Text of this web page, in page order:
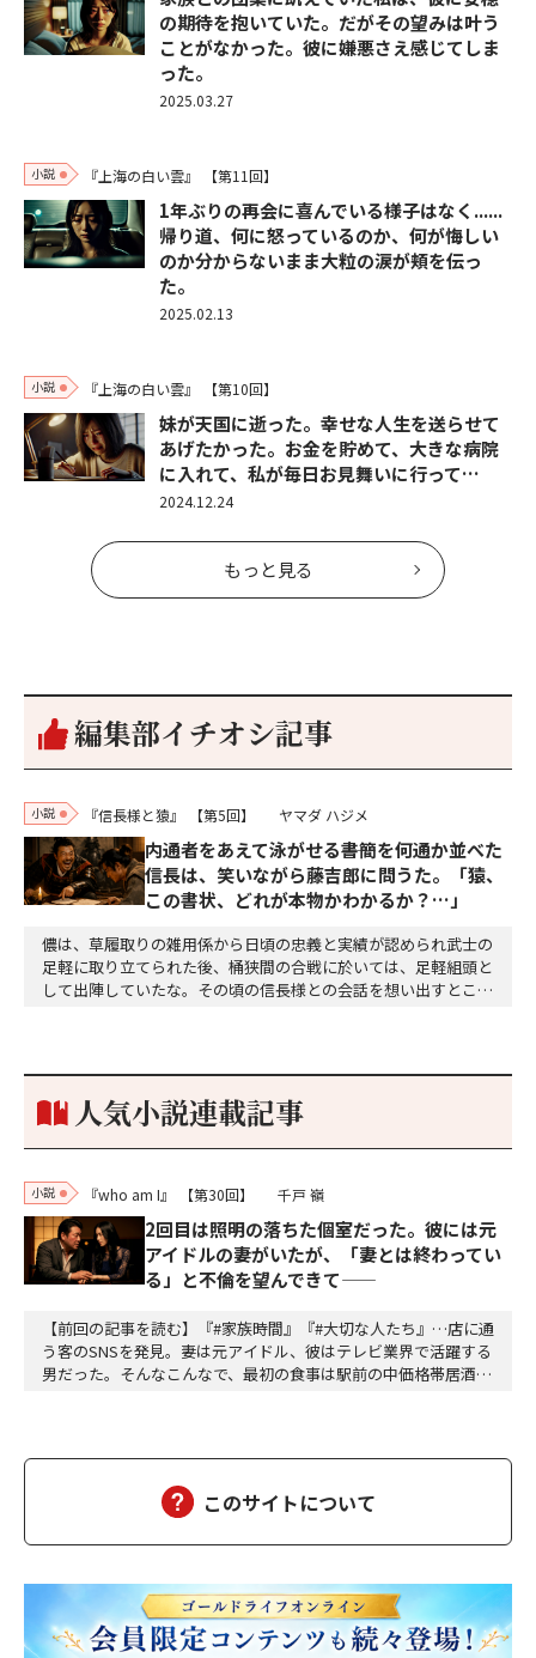
の期待を抱いていた。だがその望みは叶う
ことがなかった。彼に嫌悪さえ感じてしま
った。
2025.03.27
小説 『上海の白い雲』 【第11回】
1年ぶりの再会に喜んでいる様子はなく......
帰り道、何に怒っているのか、何が悔しい
のか分からないまま大粒の涙が頬を伝っ
た。
2025.02.13
小説 『上海の白い雲』 【第10回】
妹が天国に逝った。幸せな人生を送らせて
あげたかった。お金を貯めて、大きな病院
に入れて、私が毎日お見舞いに行って…
2024.12.24
もっと見る
編集部イチオシ記事
小説 『信長様と猿』 【第5回】 ヤマダ ハジメ
内通者をあえて泳がせる――書簡を何通か並べた
信長は、笑いながら藤吉郎に問うた。「猿、
この書状、どれが本物かわかるか？…」
儂は、草履取りの雑用係から日頃の忠義と実績が認められ武士の
足軽に取り立てられた後、桶狭間の合戦に於いては、足軽組頭と
して出陣していたな。その頃の信長様との会話を想い出すとこん
り。どうして勝てたのか、未だにわかりません。…
人気小説連載記事
小説 『who am I』 【第30回】 千戸 嶺
2回目は照明の落ちた個室だった。彼には元
アイドルの妻がいたが、「妻とは終わってい
る」と不倫を望んできて——
【前回の記事を読む】『#家族時間』『#大切な人たち』…店に通
う客のSNSを発見。妻は元アイドル、彼はテレビ業界で活躍する
男だった。そんなこんなで、最初の食事は駅前の中価格帯居酒屋
い。怖いのは無計算な人間だ。衝動で動く馬鹿と、…
このサイトについて